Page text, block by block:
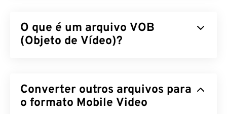
O que é um arquivo VOB
(Objeto de Vídeo)?
Arquivos de DVD comerciais que contêm conteúdo
protegido por direitos autorais quase sempre
Converter outros arquivos para
o formato Mobile Video